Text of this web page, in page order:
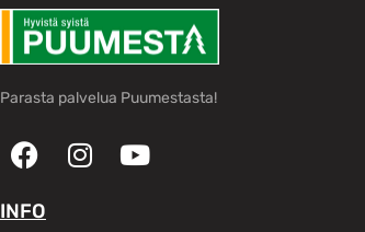
Parasta palvelua Puumestasta!
INFO